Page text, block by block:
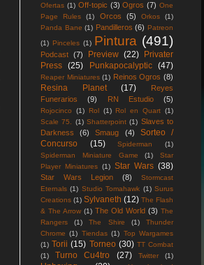
Ofertas (1) Off-topic (3) Ogros (7) One
Page Rules
(1) Orcos (5) Orkos
(1)
Panda Bane (1) Pandilleros (6) Patreon
(1) Pinceles (1) Pintura (491)
Podcast (7) Preview (22)
Privater
Press (25) Punkapocalyptic (47)
Reaper Miniatures (1) Reinos Ogros (8)
Resina Planet (17)
Reyes
Funerarios
(9) RN Estudio (5)
Rojocinco (1) Rol (1) Rol en Quart (1)
Scale 75.
(1) Shatterpoint (1) Slaves to
Darkness
(6) Smaug (4)
Sorteo /
Concurso
(15) Spiderman
(1)
Spiderman Miniature Game
(1)
Star
Player Miniatures (1) Star Wars (38)
Star Wars Legion (8)
Stormcast
Eternals (1) Studio Tomahawk (1) Surus
Creations (1) Sylvaneth (12) The Flash
& The Arrow (1) The Old World (3) The
Rangers
(1) The Shire (1)
Thunder
Chrome (1) Tiendas (1) Top Wargames
(1) Torii (15) Torneo (30) TT Combat
(1)
Turno Cu4tro (27) Twitter (1)